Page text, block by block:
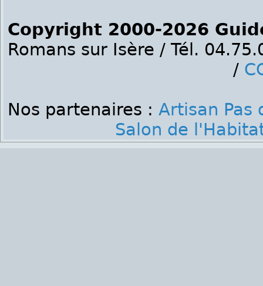
Copyright 2000-2026
Romans sur Isère / Tél.
/
Nos partenaires : Artisan Pas
Salon de